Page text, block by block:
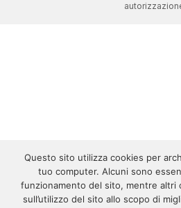
Questo sito utilizza cookies per
tuo computer. Alcuni sono
funzionamento del sito, mentre altri
sull’utilizzo del sito allo scopo di